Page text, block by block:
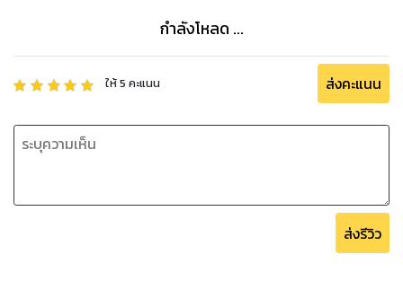
กำลังโหลด ...
ให้5 คะแนน ส่งคะแนน
ส่งรีวิว